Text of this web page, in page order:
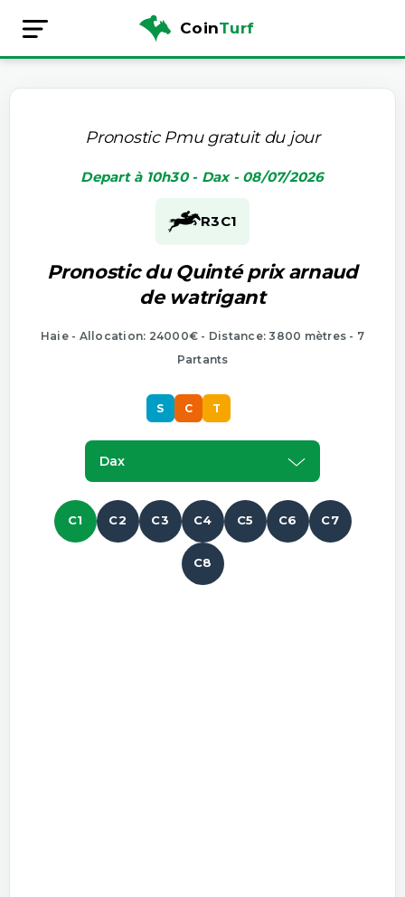
CoinTurf
Pronostic Pmu gratuit du jour
Depart à 10h30 - Dax - 08/07/2026
R3C1
Pronostic du Quinté prix arnaud
de watrigant
Haie - Allocation: 24000€ - Distance: 3800 mètres - 7
Partants
S C T
Dax
C1 C2 C3 C4 C5 C6 C7
C8